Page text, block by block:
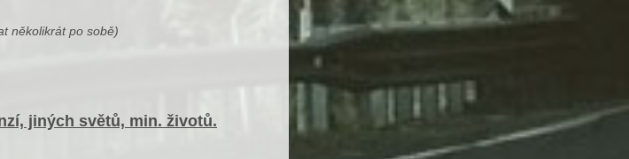
několikrát po sobě)
jiných světů, min. životů.